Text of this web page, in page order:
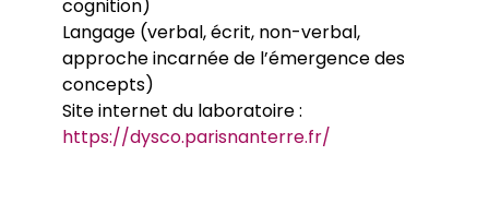
cognition)
Langage (verbal, écrit, non-verbal,
approche incarnée de l’émergence des
concepts)
Site internet du laboratoire :
https://dysco.parisnanterre.fr/